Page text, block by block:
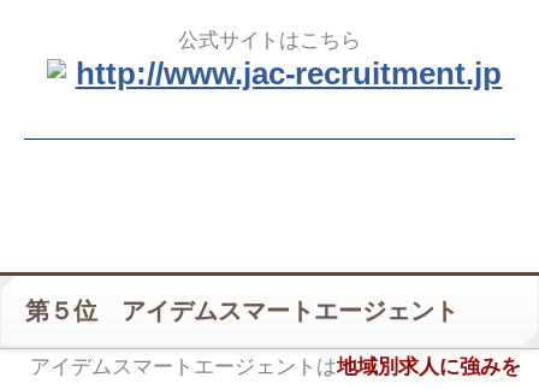
公式サイトはこちら
http://www.jac-recruitment.jp
第５位 アイデムスマートエージェント
アイデムスマートエージェントは地域別求人に強みを